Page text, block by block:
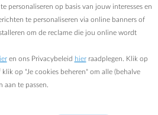
personaliseren op basis van jouw interesses en
te personaliseren via online banners of
om de reclame die jou online wordt
en ons Privacybeleid hierraadplegen. Klik op
op "Je cookies beheren" om alle (behalve
te passen.